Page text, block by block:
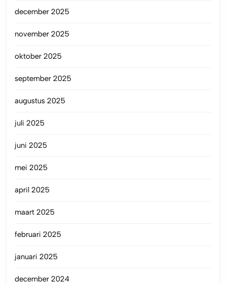
december 2025
november 2025
oktober 2025
september 2025
augustus 2025
juli 2025
juni 2025
mei 2025
april 2025
maart 2025
februari 2025
januari 2025
december 2024